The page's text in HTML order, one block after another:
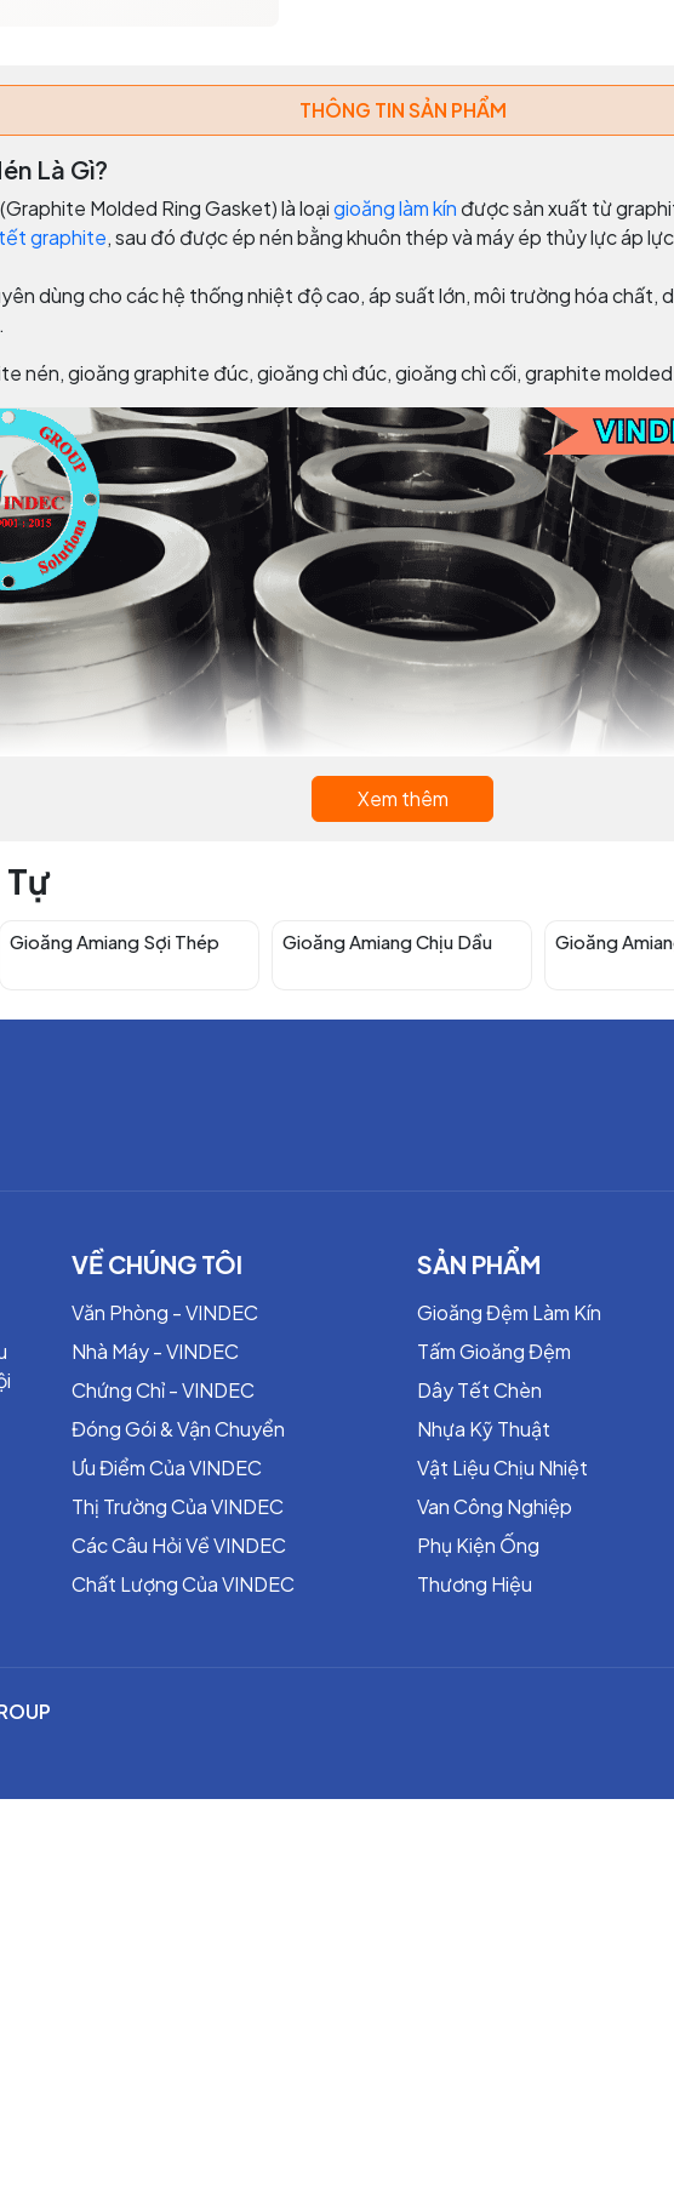
THÔNG TIN SẢN PHẨM
Là Gì?
Molded Ring Gasket) là loạigioăng làm kín được sản xuất từ
graphite, sau đó được ép nén bằng khuôn thép và máy ép thủy lực áp
dùng cho các hệ thống nhiệt độ cao, áp suất lớn, môi trường hóa chất,
nén, gioăng graphite đúc, gioăng chì đúc, gioăng chì cối, graphite
Lên đến 3800°C
≤ 25 ppm
≤ 25 ppm
≤ 100 ppm
Gia công theo yêu cầu
Xem thêm
Tự
Gioăng Amiang Sợi Thép Gioăng Amiang Chịu Dầu Gioăng
VỀ CHÚNG TÔI
Văn Phòng - VINDEC
Nhà Máy - VINDEC
Chứng Chỉ - VINDEC
Đóng Gói & Vận Chuyển
Ưu Điểm Của VINDEC
Thị Trường Của VINDEC
Các Câu Hỏi Về VINDEC
Chất Lượng Của VINDEC
SẢN PHẨM
Gioăng Đệm Làm Kín
Tấm Gioăng Đệm
Dây Tết Chèn
Nhựa Kỹ Thuật
Vật Liệu Chịu Nhiệt
Van Công Nghiệp
Phụ Kiện Ống
Thương Hiệu